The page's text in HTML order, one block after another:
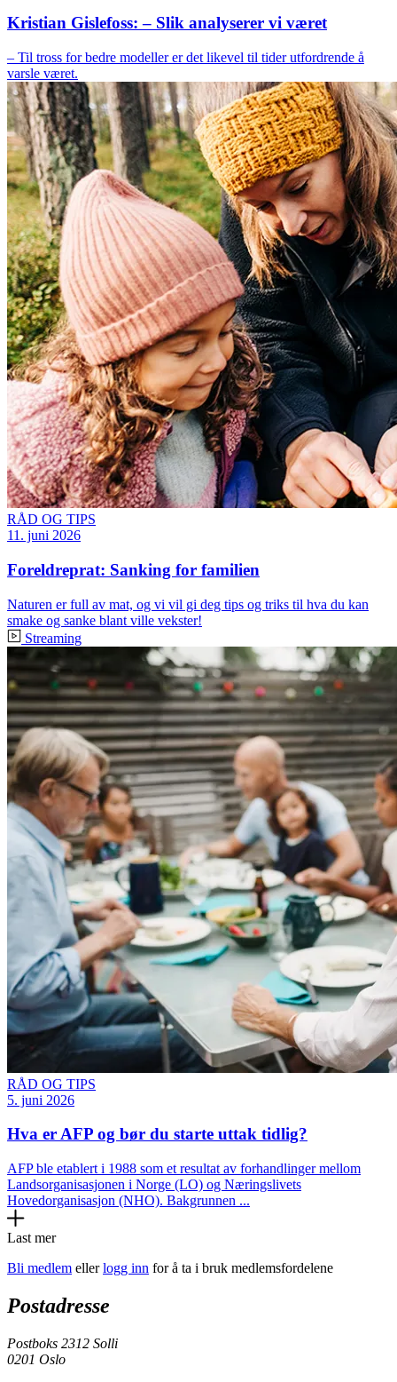
Kristian Gislefoss: – Slik analyserer vi været
– Til tross for bedre modeller er det likevel til tider utfordrende å
varsle været.
RÅD OG TIPS
11. juni 2026
Foreldreprat: Sanking for familien
Naturen er full av mat, og vi vil gi deg tips og triks til hva du kan
smake og sanke blant ville vekster!
Streaming
RÅD OG TIPS
5. juni 2026
Hva er AFP og bør du starte uttak tidlig?
AFP ble etablert i 1988 som et resultat av forhandlinger mellom
Landsorganisasjonen i Norge (LO) og Næringslivets
Hovedorganisasjon (NHO). Bakgrunnen ...
Last mer
Bli medlem ellerlogg inn for å ta i bruk medlemsfordelene
Postadresse
Postboks 2312 Solli
0201 Oslo